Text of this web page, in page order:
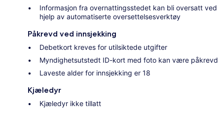
Informasjon fra overnattingsstedet kan bli oversatt ved
hjelp av automatiserte oversettelsesverktøy
Påkrevd ved innsjekking
Debetkort kreves for utilsiktede utgifter
Myndighetsutstedt ID-kort med foto kan være påkrevd
Laveste alder for innsjekking er 18
Kjæledyr
Kjæledyr ikke tillatt